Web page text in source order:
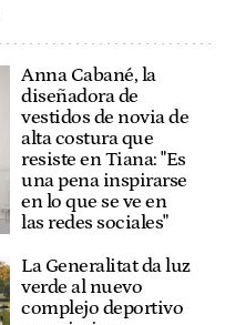
Anna Cabané, la
diseñadora de
vestidos de novia de
alta costura que
resiste en Tiana: "Es
una pena inspirarse
en lo que se ve en
las redes sociales"
La Generalitat da luz
verde al nuevo
complejo deportivo